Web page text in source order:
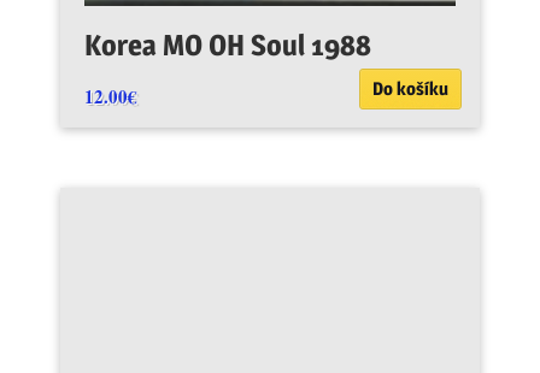
Korea MO OH Soul 1988
12.00€ Do košíku